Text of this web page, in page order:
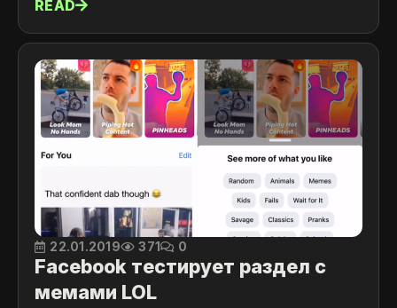
READ
22.01.2019 371 0
Facebook тестирует раздел с
мемами LOL